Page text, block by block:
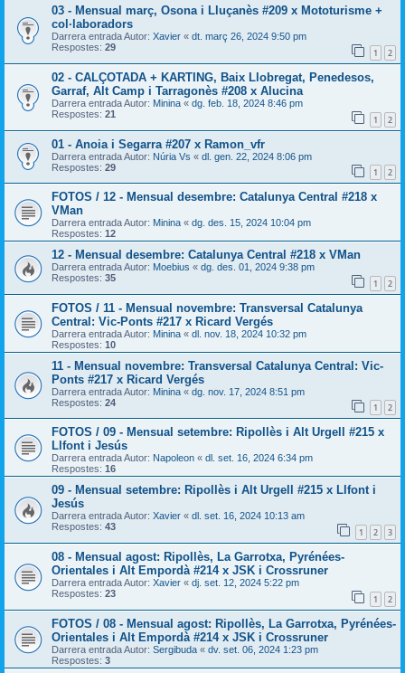
03 - Mensual març, Osona i Lluçanès #209 x Mototurisme +
col·laboradors
Darrera entrada Autor: Xavier « dt. març 26, 2024 9:50 pm
Respostes: 29 1 2
02 - CALÇOTADA + KARTING, Baix Llobregat, Penedesos,
Garraf, Alt Camp i Tarragonès #208 x Alucina
Darrera entrada Autor: Minina « dg. feb. 18, 2024 8:46 pm
Respostes: 21 1 2
01 - Anoia i Segarra #207 x Ramon_vfr
Darrera entrada Autor: Núria Vs « dl. gen. 22, 2024 8:06 pm
Respostes: 29 1 2
FOTOS / 12 - Mensual desembre: Catalunya Central #218 x
VMan
Darrera entrada Autor: Minina « dg. des. 15, 2024 10:04 pm
Respostes: 12
12 - Mensual desembre: Catalunya Central #218 x VMan
Darrera entrada Autor: Moebius « dg. des. 01, 2024 9:38 pm
Respostes: 35 1 2
FOTOS / 11 - Mensual novembre: Transversal Catalunya
Central: Vic-Ponts #217 x Ricard Vergés
Darrera entrada Autor: Minina « dl. nov. 18, 2024 10:32 pm
Respostes: 10
11 - Mensual novembre: Transversal Catalunya Central: Vic-
Ponts #217 x Ricard Vergés
Darrera entrada Autor: Minina « dg. nov. 17, 2024 8:51 pm
Respostes: 24 1 2
FOTOS / 09 - Mensual setembre: Ripollès i Alt Urgell #215 x
Llfont i Jesús
Darrera entrada Autor: Napoleon « dl. set. 16, 2024 6:34 pm
Respostes: 16
09 - Mensual setembre: Ripollès i Alt Urgell #215 x Llfont i
Jesús
Darrera entrada Autor: Xavier « dl. set. 16, 2024 10:13 am
Respostes: 43 1 2 3
08 - Mensual agost: Ripollès, La Garrotxa, Pyrénées-
Orientales i Alt Empordà #214 x JSK i Crossruner
Darrera entrada Autor: Xavier « dj. set. 12, 2024 5:22 pm
Respostes: 23 1 2
FOTOS / 08 - Mensual agost: Ripollès, La Garrotxa, Pyrénées-
Orientales i Alt Empordà #214 x JSK i Crossruner
Darrera entrada Autor: Sergibuda « dv. set. 06, 2024 1:23 pm
Respostes: 3